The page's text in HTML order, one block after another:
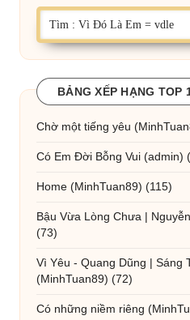
BẢNG XẾP HẠNG TOP
Chờ một tiếng yêu
Có Em Đời Bỗng Vui (admin)
Home (MinhTuan89) (115)
Bậu Vừa Lòng Chưa |
(73)
Vì Yêu - Quang Dũng | Sáng
(MinhTuan89) (72)
Có những niềm riêng